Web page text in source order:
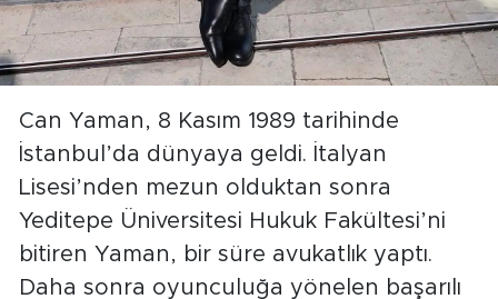
Can Yaman, 8 Kasım 1989 tarihinde
İstanbul’da dünyaya geldi. İtalyan
Lisesi’nden mezun olduktan sonra
Yeditepe Üniversitesi Hukuk Fakültesi’ni
bitiren Yaman, bir süre avukatlık yaptı.
Daha sonra oyunculuğa yönelen başarılı